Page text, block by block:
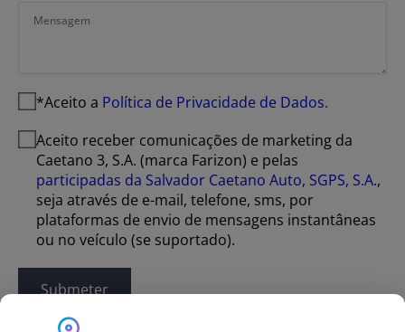
Mensagem
Aceito a Política de Privacidade de Dados.
Aceito receber comunicações de marketing da
Caetano 3, S.A. (marca Farizon) e pelas
participadas da Salvador Caetano Auto, SGPS, S.A.,
seja através de e-mail, telefone, sms, por
plataformas de envio de mensagens instantâneas
ou no veículo (se suportado).
Submeter